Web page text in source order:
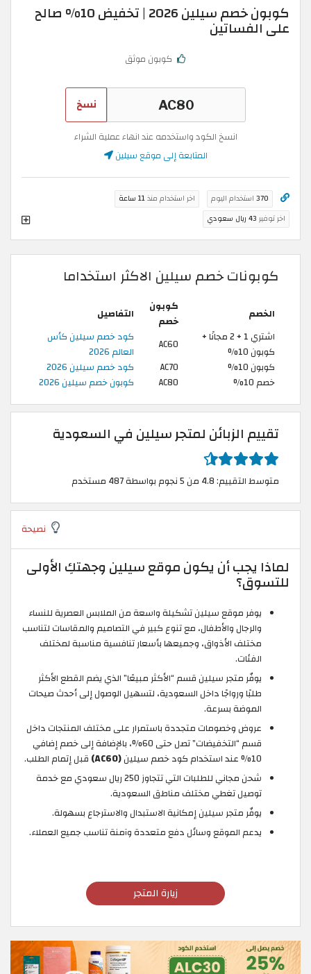
كوبون خصم سيلين 2026 | تخفيض 10% صالح
على الفساتين
كوبون موثق
نسخ
انسخ الكود واستخدمه عند انهاء عملية الشراء
المتابعة إلى موقع سيلين
370 استخدام اليوم اخر استخدام منذ11 ساعة
اخر توفير 43 ريال سعودي
كوبونات خصم سيلين الاكثر استخداما
الخصم
كوبون
خصم
التفاصيل
اشتري 1 + 2 مجانًا +
كوبون 10%
AC60
كود خصم سيلين كأس
العالم 2026
كوبون 10%
AC70
كود خصم سيلين 2026
خصم 10%
AC80 كوبون خصم سيلين 2026
تقييم الزبائن لمتجر سيلين في السعودية
متوسط التقييم: 4.8 من 5 نجوم بواسطة 487 مستخدم
نصيحة
لماذا يجب أن يكون موقع سيلين وجهتكِ الأولى
للتسوق؟
يوفر موقع سيلين تشكيلة واسعة من الملابس العصرية للنساء
والرجال والأطفال، مع تنوع كبير في التصاميم والمقاسات لتناسب
مختلف الأذواق، وجميعها بأسعار تنافسية مناسبة لمختلف
الفئات.
يوفّر متجر سيلين قسم “الأكثر مبيعًا” الذي يضم القطع الأكثر
طلبًا ورواجًا داخل السعودية، لتسهيل الوصول إلى أحدث صيحات
الموضة بسرعة.
عروض وخصومات متجددة باستمرار على مختلف المنتجات داخل
قسم “التخفيضات” تصل حتى 60%، بالإضافة إلى خصم إضافي
10% عند استخدام كود خصم سيلين
(AC60)
قبل إتمام الطلب.
شحن مجاني للطلبات التي تتجاوز 250 ريال سعودي مع خدمة
توصيل تغطي مختلف مناطق السعودية.
يوفّر متجر سيلين إمكانية الاستبدال والاسترجاع بسهولة.
يدعم الموقع وسائل دفع متعددة وآمنة تناسب جميع العملاء.
زيارة المتجر